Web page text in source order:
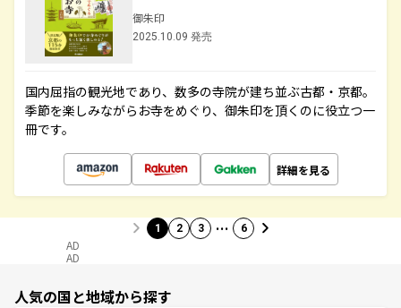
御朱印
2025.10.09 発売
国内屈指の観光地であり、数多の寺院が建ち並ぶ古都・京都。
季節を楽しみながらお寺をめぐり、御朱印を頂くのに役立つ一
冊です。
詳細を見る
1 2 3 … 6
AD
AD
人気の国と地域から探す